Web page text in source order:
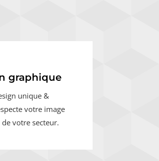
graphique
unique &
votre image
votre secteur.